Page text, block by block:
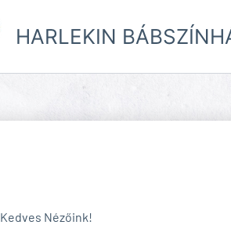
HARLEKIN
Kedves Nézőink!